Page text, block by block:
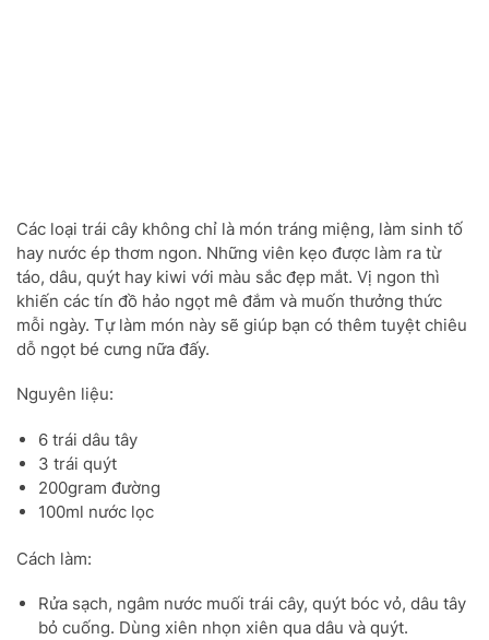
Các loại trái cây không chỉ là món tráng miệng, làm sinh tố
hay nước ép thơm ngon. Những viên kẹo được làm ra từ
táo, dâu, quýt hay kiwi với màu sắc đẹp mắt. Vị ngon thì
khiến các tín đồ hảo ngọt mê đắm và muốn thưởng thức
mỗi ngày. Tự làm món này sẽ giúp bạn có thêm tuyệt chiêu
dỗ ngọt bé cưng nữa đấy.
Nguyên liệu:
6 trái dâu tây
3 trái quýt
200gram đường
100ml nước lọc
Cách làm:
Rửa sạch, ngâm nước muối trái cây, quýt bóc vỏ, dâu tây
bỏ cuống. Dùng xiên nhọn xiên qua dâu và quýt.